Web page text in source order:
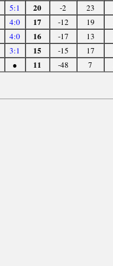
5:1 20 -2 23
4:0 17 -12 19
4:0 16 -17 13
3:1 15 -15 17
● 11 -48 7